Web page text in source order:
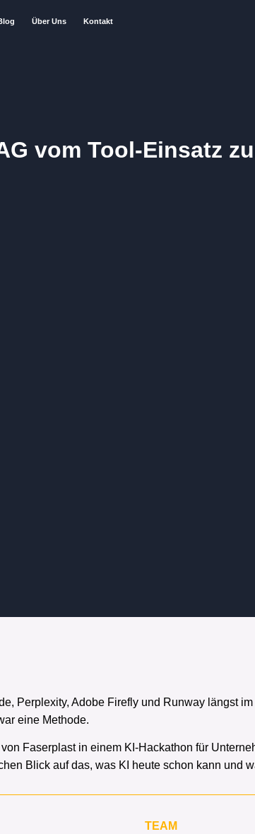
Über Uns Kontakt
vom Tool-Einsatz
Perplexity, Adobe Firefly und Runway längst
eine Methode.
Faserplast in einem KI-Hackathon für
Blick auf das, was KI heute schon kann und
TEAM